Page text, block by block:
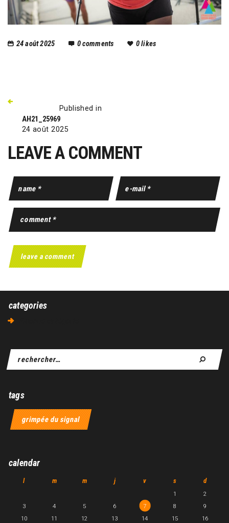
24 août 2025 0comments 0likes
Published in
AH21_25969
24 août 2025
LEAVE A COMMENT
categories
tags
grimpée du signal
calendar
l m m j v s d
1
2
3
4 5 6 7 8
9
10
11 12 13 14 15
16